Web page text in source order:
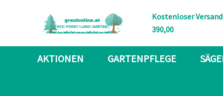
Kostenloser
390,00
AKTIONEN GARTENPFLEGE